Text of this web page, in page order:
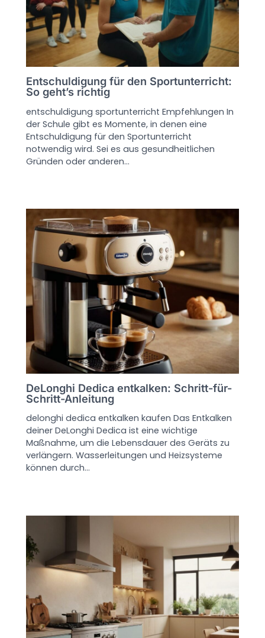
Entschuldigung für den Sportunterricht:
So geht’s richtig
entschuldigung sportunterricht Empfehlungen In
der Schule gibt es Momente, in denen eine
Entschuldigung für den Sportunterricht
notwendig wird. Sei es aus gesundheitlichen
Gründen oder anderen…
DeLonghi Dedica entkalken: Schritt-für-
Schritt-Anleitung
delonghi dedica entkalken kaufen Das Entkalken
deiner DeLonghi Dedica ist eine wichtige
Maßnahme, um die Lebensdauer des Geräts zu
verlängern. Wasserleitungen und Heizsysteme
können durch…